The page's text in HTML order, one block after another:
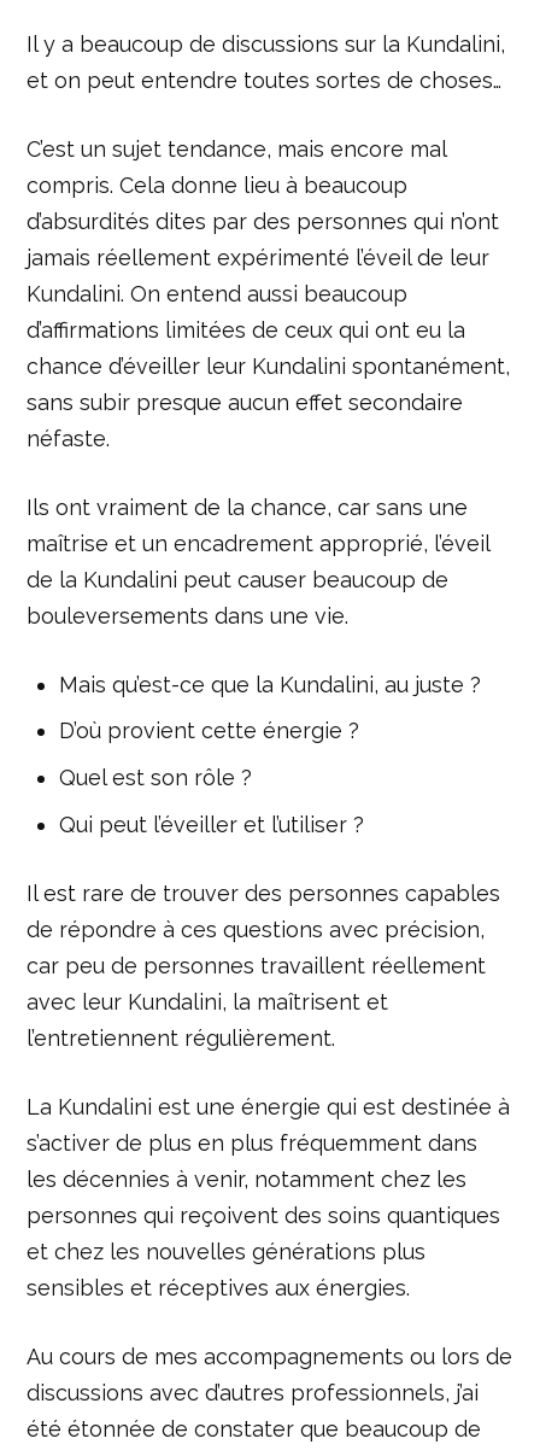
Il y a beaucoup de discussions sur la Kundalini,
et on peut entendre toutes sortes de choses…
C’est un sujet tendance, mais encore mal
compris. Cela donne lieu à beaucoup
d’absurdités dites par des personnes qui n’ont
jamais réellement expérimenté l’éveil de leur
Kundalini. On entend aussi beaucoup
d’affirmations limitées de ceux qui ont eu la
chance d’éveiller leur Kundalini spontanément,
sans subir presque aucun effet secondaire
néfaste.
Ils ont vraiment de la chance, car sans une
maîtrise et un encadrement approprié, l’éveil
de la Kundalini peut causer beaucoup de
bouleversements dans une vie.
Mais qu’est-ce que la Kundalini, au juste ?
D’où provient cette énergie ?
Quel est son rôle ?
Qui peut l’éveiller et l’utiliser ?
Il est rare de trouver des personnes capables
de répondre à ces questions avec précision,
car peu de personnes travaillent réellement
avec leur Kundalini, la maîtrisent et
l’entretiennent régulièrement.
La Kundalini est une énergie qui est destinée à
s’activer de plus en plus fréquemment dans
les décennies à venir, notamment chez les
personnes qui reçoivent des soins quantiques
et chez les nouvelles générations plus
sensibles et réceptives aux énergies.
Au cours de mes accompagnements ou lors de
discussions avec d’autres professionnels, j’ai
été étonnée de constater que beaucoup de